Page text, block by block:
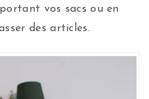
vos sacs ou en
des articles.